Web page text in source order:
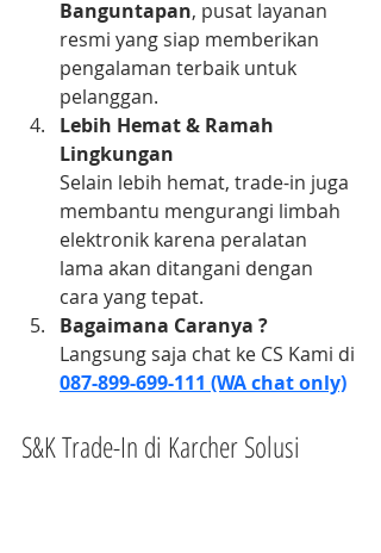
Banguntapan, pusat layanan
resmi yang siap memberikan
pengalaman terbaik untuk
pelanggan.
Lebih Hemat & Ramah
Lingkungan
Selain lebih hemat, trade-in juga
membantu mengurangi limbah
elektronik karena peralatan
lama akan ditangani dengan
cara yang tepat.
Bagaimana Caranya ?
Langsung saja chat ke CS Kami di
087-899-699-111 (WA chat only)
S&K Trade-In di Karcher Solusi